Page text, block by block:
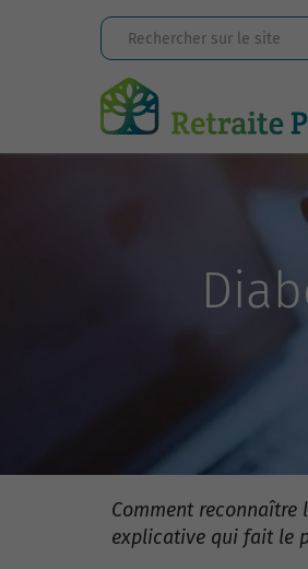
Comment reconnaître
explicative qui fait le